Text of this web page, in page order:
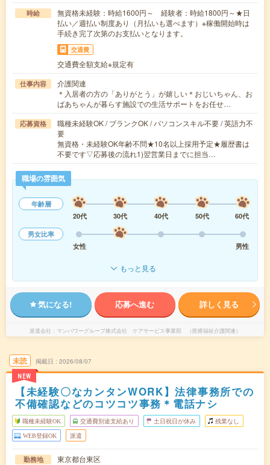
時給
無資格未経験：時給1600円～ 経験者：時給1800円～★日
払い／週払い制度あり（月払いも選べます）※稼働開始時は
手続き完了次第のお支払いとなります。
交通費
交通費全額支給※規定有
仕事内容
介護関連
＊入居者の方の「ありがとう」が嬉しい＊おじいちゃん、お
ばあちゃんが暮らす施設での生活サポートをお任せ…
応募資格
職種未経験OK / ブランクOK / パソコンスキル不要 / 英語力不
要
無資格・未経験OK年齢不問★10名以上採用予定★履歴書は
不要です▽応募後の流れ1)翌営業日までに担当…
職場の雰囲気
年齢層
20代
30代 40代 50代
60代
男女比率
女性
男性
もっと見る
気になる! 応募へ進む 詳しく見る
派遣会社 マンパワーグループ株式会社 ケアサービス事業部 （医療福祉介護関連）
未読
NEW
掲載日 2026/08/07
【未経験〇なカンタンWORK】法律事務所での
不備確認などのコツコツ事務＊電話ナシ
職種未経験OK 交通費別途支給あり 土日祝日が休み 残業なし
WEB登録OK 派遣
勤務地
東京都台東区